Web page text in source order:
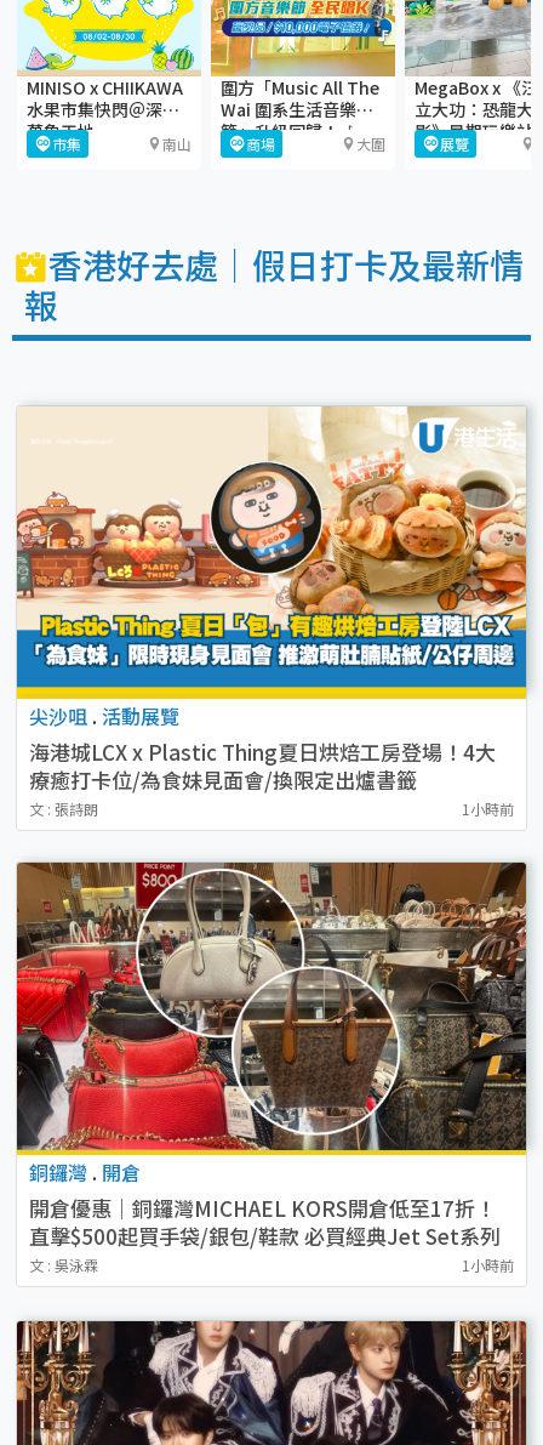
MINISO x CHIIKAWA
水果市集快閃＠深圳
萬象天地
市集 南山
圍方「Music All The
Wai 圍系生活音樂
節」升級回歸！🎶
商場 大圍
MegaBox x 《汪
立大功：恐龍大
影》暑期玩樂站
展覽
香港好去處｜假日打卡及最新情
報
尖沙咀 . 活動展覽
海港城LCX x Plastic Thing夏日烘焙工房登場！4大
療癒打卡位/為食妹見面會/換限定出爐書籤
文 : 張詩朗 1小時前
銅鑼灣 . 開倉
開倉優惠｜銅鑼灣MICHAEL KORS開倉低至17折！
直擊$500起買手袋/銀包/鞋款 必買經典Jet Set系列
文 : 吳泳霖 1小時前